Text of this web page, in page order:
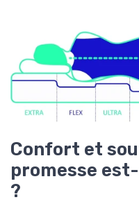
Confort et
promesse
?